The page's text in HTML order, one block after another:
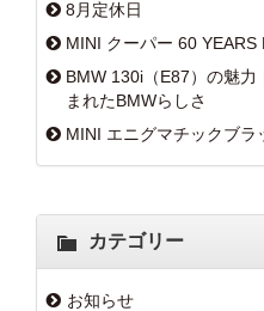
8月定休日
MINI クーパー 60 YEARS
BMW 130i（E87）の魅力
まれたBMWらしさ
MINI エニグマチックブラ
カテゴリー
お知らせ